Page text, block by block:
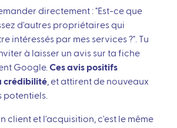
directement : "Est-ce que
d'autres propriétaires qui
intéressés par mes services ?". Tu
à laisser un avis sur ta fiche
Google.Ces avis positifs
crédibilité , et attirent de nouveaux
client et l'acquisition, c'est le même